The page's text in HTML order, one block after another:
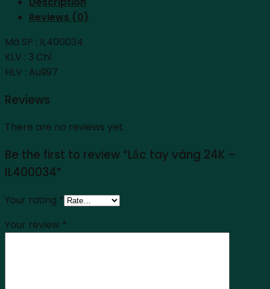
Reviews (0)
Mã SP : IL400034
KLV : 3 Chỉ
HLV : Au997
Reviews
There are no reviews yet.
Be the first to review “Lắc tay vàng 24K –
IL400034”
Your rating *
Your review *